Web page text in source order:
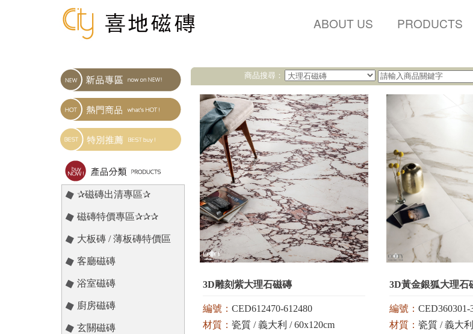
PRODUCTS
ABOUT US
✰磁磚出清專區✰
磁磚特價專區✰✰✰
大板磚 / 薄板磚特價區
客廳磁磚
浴室磁磚
廚房磁磚
玄關磁磚
商品搜尋：
3D雕刻紫大理石磁磚
編號： CED612470-612480
材質： 瓷質 / 義大利 / 60x120cm
3D黃金銀狐大理石
編號： CED360301-
材質： 瓷質 / 義大